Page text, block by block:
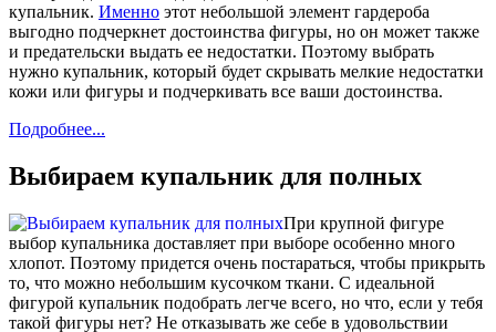
купальник. Именно этот небольшой элемент гардероба
выгодно подчеркнет достоинства фигуры, но он может также
и предательски выдать ее недостатки. Поэтому выбрать
нужно купальник, который будет скрывать мелкие недостатки
кожи или фигуры и подчеркивать все ваши достоинства.
Подробнее...
Выбираем купальник для полных
При крупной фигуре
выбор купальника доставляет при выборе особенно много
хлопот. Поэтому придется очень постараться, чтобы прикрыть
то, что можно небольшим кусочком ткани. С идеальной
фигурой купальник подобрать легче всего, но что, если у тебя
такой фигуры нет? Не отказывать же себе в удовольствии